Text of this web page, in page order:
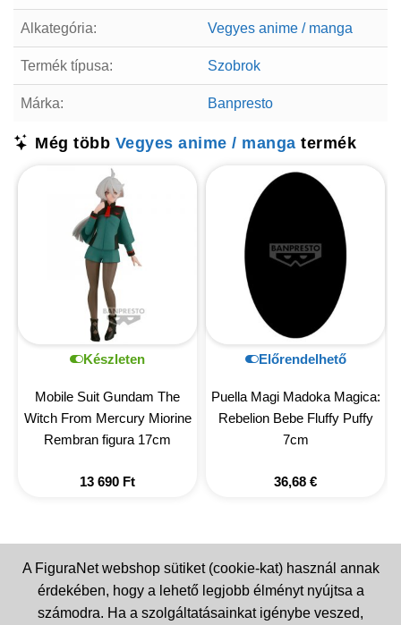
Alkategória: Vegyes anime / manga
Termék típusa: Szobrok
Márka: Banpresto
Még több Vegyes anime / manga termék
Készleten
Mobile Suit Gundam The
Witch From Mercury Miorine
Rembran figura 17cm
13 690 Ft
Előrendelhető
Puella Magi Madoka Magica:
Rebelion Bebe Fluffy Puffy
7cm
36,68 €
A FiguraNet webshop sütiket (cookie-kat) használ annak
érdekében, hogy a lehető legjobb élményt nyújtsa a
számodra. Ha a szolgáltatásainkat igénybe veszed,